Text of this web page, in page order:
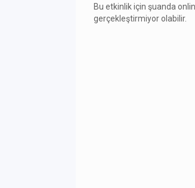
Bu etkinlik için şuanda
gerçekleştirmiyor olabilir.